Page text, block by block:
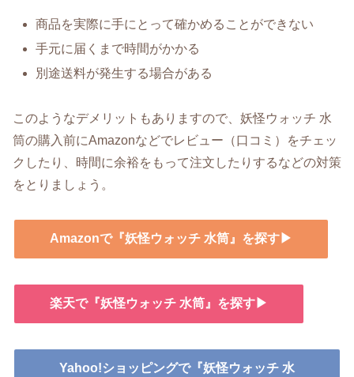
商品を実際に手にとって確かめることができない
手元に届くまで時間がかかる
別途送料が発生する場合がある
このようなデメリットもありますので、妖怪ウォッチ 水
筒の購入前にAmazonなどでレビュー（口コミ）をチェッ
クしたり、時間に余裕をもって注文したりするなどの対策
をとりましょう。
Amazonで『妖怪ウォッチ 水筒』を探す▶
楽天で『妖怪ウォッチ 水筒』を探す▶
Yahoo!ショッピングで『妖怪ウォッチ 水